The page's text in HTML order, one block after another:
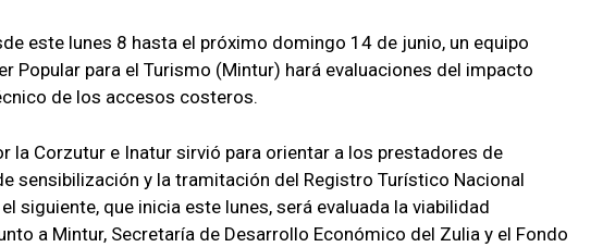
este lunes 8 hasta el próximo domingo 14 de junio, un equipo
Popular para el Turismo (Mintur) hará evaluaciones del impacto
de los accesos costeros.
la Corzutur e Inatur sirvió para orientar a los prestadores de
sensibilización y la tramitación del Registro Turístico Nacional
siguiente, que inicia este lunes, será evaluada la viabilidad
a Mintur, Secretaría de Desarrollo Económico del Zulia y el Fondo